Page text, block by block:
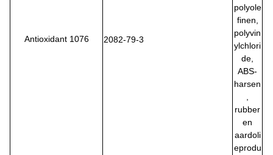
Antioxidant 1076 2082-79-3
polyole
finen,
polyvin
ylchlori
de,
ABS-
harsen
rubber
en
aardoli
eprodu